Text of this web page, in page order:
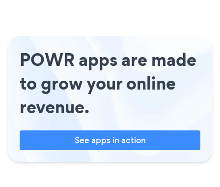
POWR apps are made
to grow your online
revenue.
See apps in action